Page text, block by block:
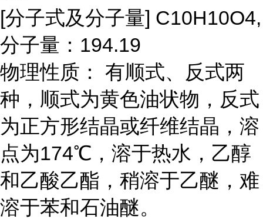
[分子式及分子量] C10H10O4,
分子量：194.19
物理性质： 有顺式、反式两
种，顺式为黄色油状物，反式
为正方形结晶或纤维结晶，溶
点为174℃，溶于热水，乙醇
和乙酸乙酯，稍溶于乙醚，难
溶于苯和石油醚。